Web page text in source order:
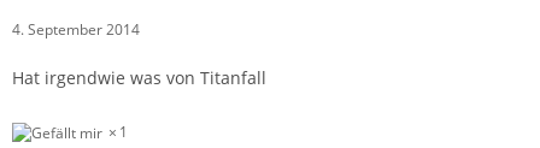
4. September 2014
Hat irgendwie was von Titanfall
1